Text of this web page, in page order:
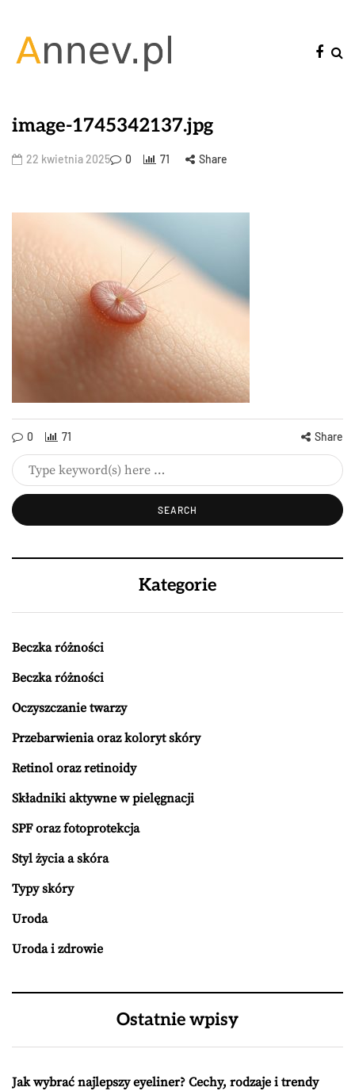
image-1745342137.jpg
22 kwietnia 2025 0 71 Share
0 71 Share
Kategorie
Beczka różności
Beczka różności
Oczyszczanie twarzy
Przebarwienia oraz koloryt skóry
Retinol oraz retinoidy
Składniki aktywne w pielęgnacji
SPF oraz fotoprotekcja
Styl życia a skóra
Typy skóry
Uroda
Uroda i zdrowie
Ostatnie wpisy
Jak wybrać najlepszy eyeliner? Cechy, rodzaje i trendy